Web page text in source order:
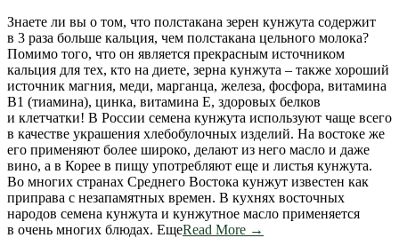
Знаете ли вы о том, что полстакана зерен кунжута содержит
в 3 раза больше кальция, чем полстакана цельного молока?
Помимо того, что он является прекрасным источником
кальция для тех, кто на диете, зерна кунжута – также хороший
источник магния, меди, марганца, железа, фосфора, витамина
В1 (тиамина), цинка, витамина Е, здоровых белков
и клетчатки! В России семена кунжута используют чаще всего
в качестве украшения хлебобулочных изделий. На востоке же
его применяют более широко, делают из него масло и даже
вино, а в Корее в пищу употребляют еще и листья кунжута.
Во многих странах Среднего Востока кунжут известен как
приправа с незапамятных времен. В кухнях восточных
народов семена кунжута и кунжутное масло применяется
в очень многих блюдах. ЕщеRead More →